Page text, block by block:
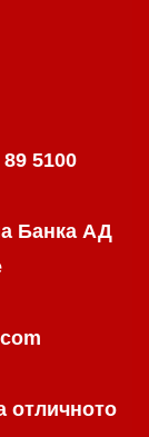
5100
Банка АД
отличното